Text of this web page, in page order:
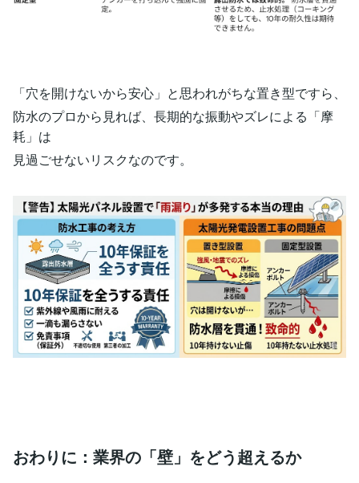
「穴を開けないから安心」と思われがちな置き型ですら、
防水のプロから見れば、長期的な振動やズレによる「摩
耗」は
見過ごせないリスクなのです。
おわりに：業界の「壁」をどう超えるか